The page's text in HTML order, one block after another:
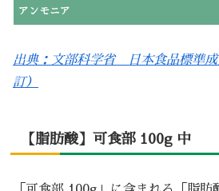
アンモニア
出典：文部科学省 日本食品標準成
訂）
【脂肪酸】可食部 100g 中